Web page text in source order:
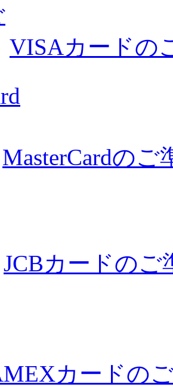
VISAカードの
MasterCardのご
JCBカードのご
カードの